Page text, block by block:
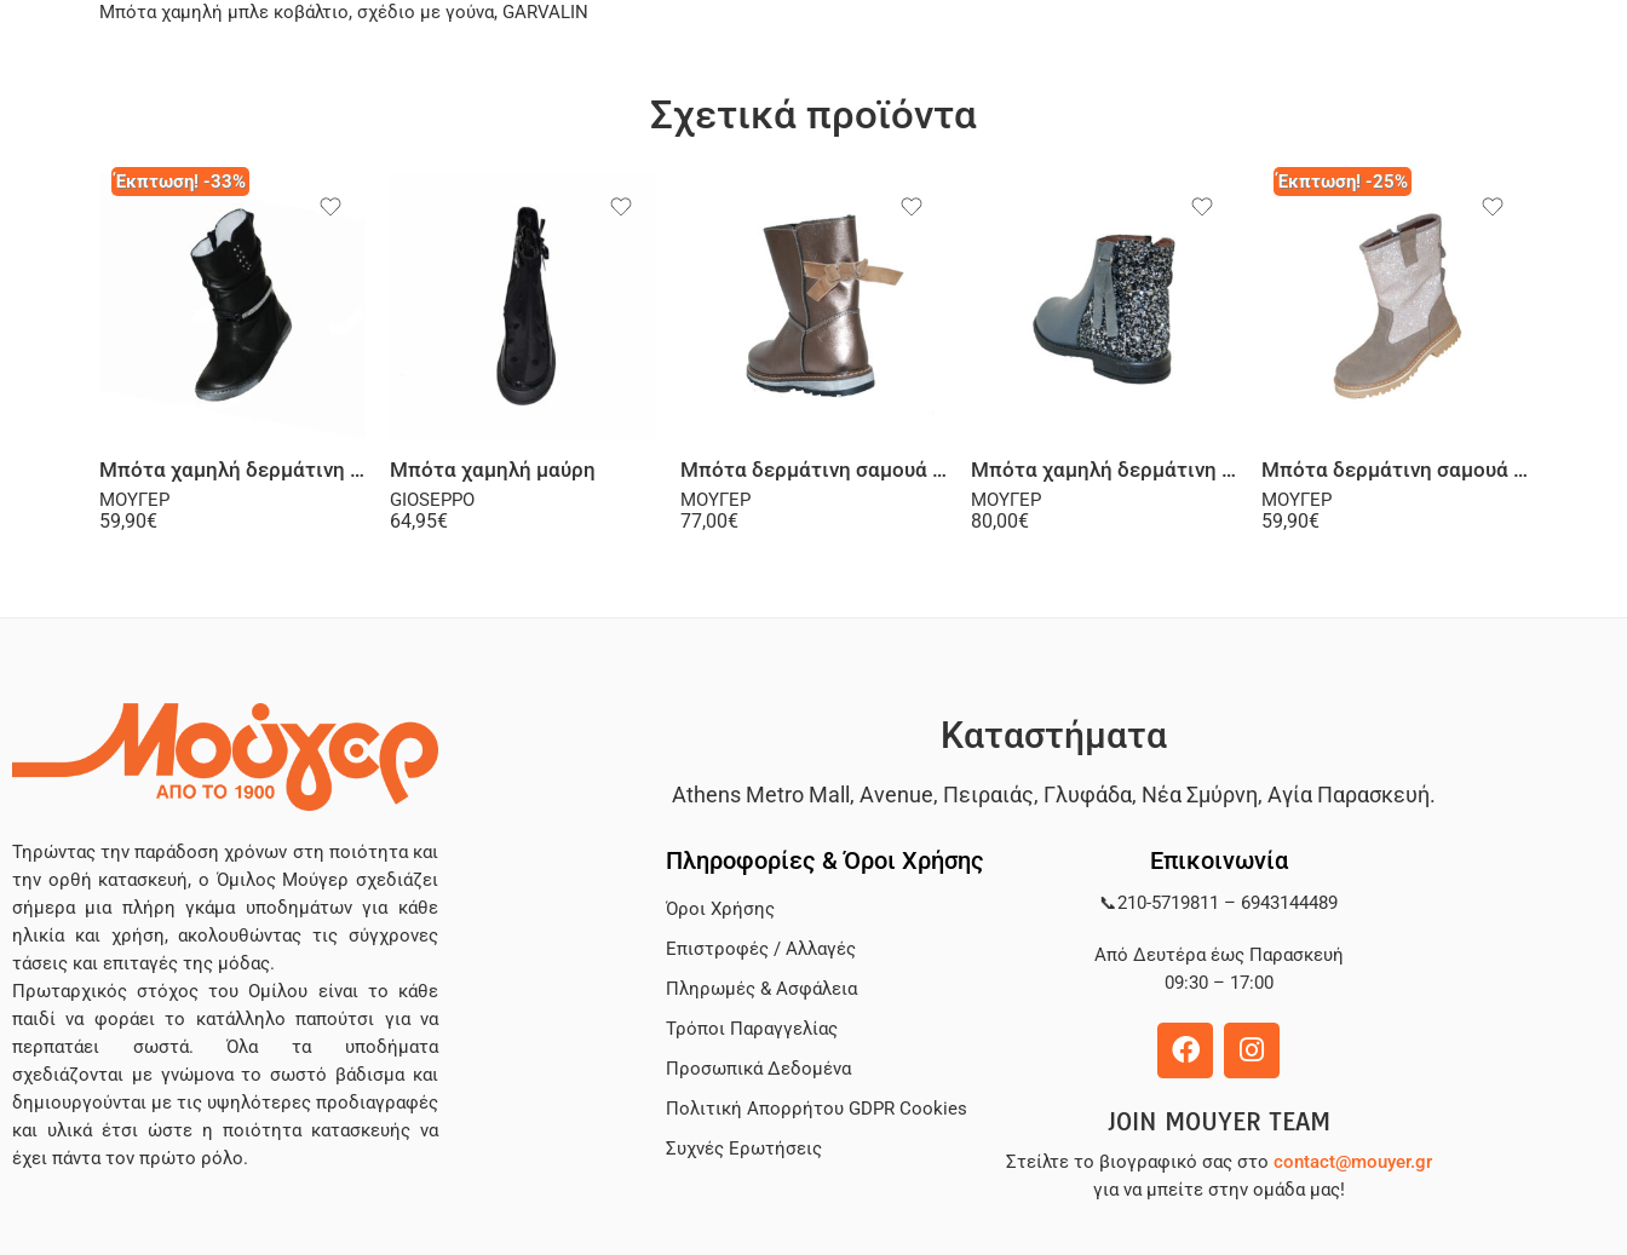
Μπότα χαμηλή μπλε κοβάλτιο, σχέδιο με γούνα, GARVALIN
Σχετικά προϊόντα
Έκπτωση! -33%
Επιλογή
Μπότα χαμηλή δερμάτινη μαύρη
ΜΟΥΓΕΡ
59,90€
Επιλογή
Μπότα χαμηλή μαύρη
GIOSEPPO
64,95€
Μπότα δερμάτινη σαμουά χρυσή
ΜΟΥΓΕΡ
77,00€
Μπότα χαμηλή δερμάτινη γκρι
ΜΟΥΓΕΡ
80,00€
Έκπτωση! -25%
Μπότα δερμάτινη σαμουά γκρι μπεζ
ΜΟΥΓΕΡ
59,90€
Τηρώντας την παράδοση χρόνων στη ποιότητα και
την ορθή κατασκευή, ο Όμιλος Μούγερ σχεδιάζει
σήμερα μια πλήρη γκάμα υποδημάτων για κάθε
ηλικία και χρήση, ακολουθώντας τις σύγχρονες
τάσεις και επιταγές της μόδας.
Πρωταρχικός στόχος του Ομίλου είναι το κάθε
παιδί να φοράει το κατάλληλο παπούτσι για να
περπατάει σωστά. Όλα τα υποδήματα
σχεδιάζονται με γνώμονα το σωστό βάδισμα και
δημιουργούνται με τις υψηλότερες προδιαγραφές
και υλικά έτσι ώστε η ποιότητα κατασκευής να
έχει πάντα τον πρώτο ρόλο.
Καταστήματα
Athens Metro Mall, Avenue, Πειραιάς, Γλυφάδα, Νέα Σμύρνη, Αγία Παρασκευή.
Πληροφορίες & Όροι Χρήσης
Όροι Χρήσης
Επιστροφές / Αλλαγές
Πληρωμές & Ασφάλεια
Τρόποι Παραγγελίας
Προσωπικά Δεδομένα
Πολιτική Απορρήτου GDPR Cookies
Συχνές Ερωτήσεις
Επικοινωνία
📞210-5719811 – 6943144489
Από Δευτέρα έως Παρασκευή
09:30 – 17:00
JOIN MOUYER TEAM
Στείλτε το βιογραφικό σας στο contact@mouyer.gr
για να μπείτε στην ομάδα μας!